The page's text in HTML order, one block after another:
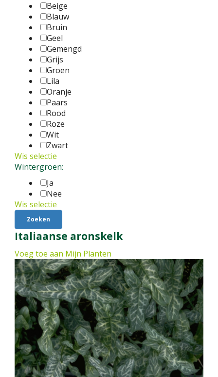
Beige
Blauw
Bruin
Geel
Gemengd
Grijs
Groen
Lila
Oranje
Paars
Rood
Roze
Wit
Zwart
Wis selectie
Wintergroen:
Ja
Nee
Wis selectie
Italiaanse aronskelk
Voeg toe aan Mijn Planten